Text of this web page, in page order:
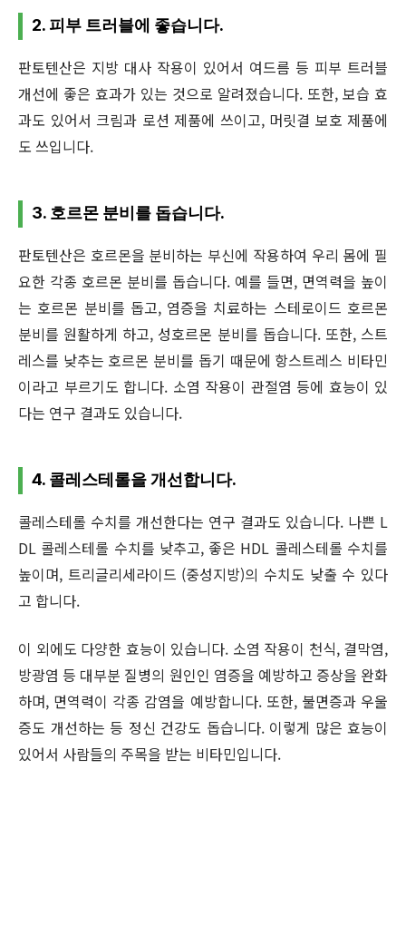
2. 피부 트러블에 좋습니다.
판토텐산은 지방 대사 작용이 있어서 여드름 등 피부 트러블
개선에 좋은 효과가 있는 것으로 알려졌습니다. 또한, 보습 효
과도 있어서 크림과 로션 제품에 쓰이고, 머릿결 보호 제품에
도 쓰입니다.
3. 호르몬 분비를 돕습니다.
판토텐산은 호르몬을 분비하는 부신에 작용하여 우리 몸에 필
요한 각종 호르몬 분비를 돕습니다. 예를 들면, 면역력을 높이
는 호르몬 분비를 돕고, 염증을 치료하는 스테로이드 호르몬
분비를 원활하게 하고, 성호르몬 분비를 돕습니다. 또한, 스트
레스를 낮추는 호르몬 분비를 돕기 때문에 항스트레스 비타민
이라고 부르기도 합니다. 소염 작용이 관절염 등에 효능이 있
다는 연구 결과도 있습니다.
4. 콜레스테롤을 개선합니다.
콜레스테롤 수치를 개선한다는 연구 결과도 있습니다. 나쁜 L
DL 콜레스테롤 수치를 낮추고, 좋은 HDL 콜레스테롤 수치를
높이며, 트리글리세라이드 (중성지방)의 수치도 낮출 수 있다
고 합니다.
이 외에도 다양한 효능이 있습니다. 소염 작용이 천식, 결막염,
방광염 등 대부분 질병의 원인인 염증을 예방하고 증상을 완화
하며, 면역력이 각종 감염을 예방합니다. 또한, 불면증과 우울
증도 개선하는 등 정신 건강도 돕습니다. 이렇게 많은 효능이
있어서 사람들의 주목을 받는 비타민입니다.